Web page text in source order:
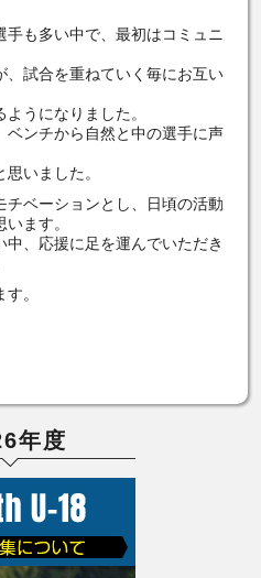
も多い中で、最初はコミュニ
、試合を重ねていく毎にお互い
うになりました。
ベンチから自然と中の選手に声
いました。
ベーションとし、日頃の活動
ます。
、応援に足を運んでいただき
。
年度